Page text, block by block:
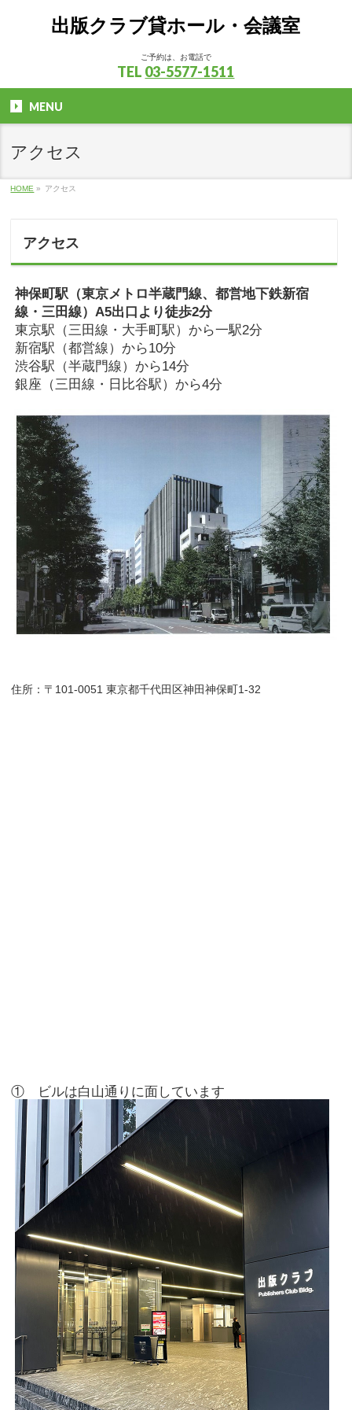
出版クラブ貸ホール・会議室
ご予約は、お電話で
TEL 03-5577-1511
MENU
アクセス
HOME » アクセス
アクセス
神保町駅（東京メトロ半蔵門線、都営地下鉄新宿
線・三田線）A5出口より徒歩2分
東京駅（三田線・大手町駅）から一駅2分
新宿駅（都営線）から10分
渋谷駅（半蔵門線）から14分
銀座（三田線・日比谷駅）から4分
住所：〒101-0051 東京都千代田区神田神保町1-32
① ビルは白山通りに面しています